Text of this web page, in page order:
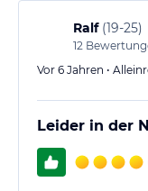
Ralf (19-25)
12
Vor 6 Jahren •
Leider in der